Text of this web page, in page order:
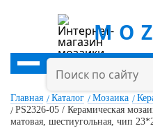
Главная Каталог Мозаика
PS2326-05 / Керамическая
матовая, шестиугольная, чип